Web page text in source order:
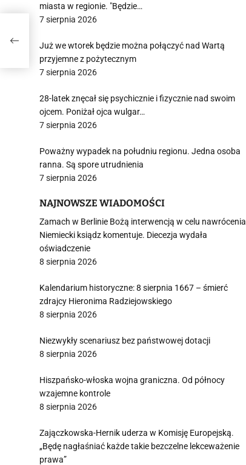
miasta w regionie. "Będzie…
7 sierpnia 2026
Już we wtorek będzie można połączyć nad Wartą
przyjemne z pożytecznym
7 sierpnia 2026
28-latek znęcał się psychicznie i fizycznie nad swoim
ojcem. Poniżał ojca wulgar…
7 sierpnia 2026
Poważny wypadek na południu regionu. Jedna osoba
ranna. Są spore utrudnienia
7 sierpnia 2026
NAJNOWSZE WIADOMOŚCI
Zamach w Berlinie Bożą interwencją w celu nawrócenia
Niemiecki ksiądz komentuje. Diecezja wydała
oświadczenie
8 sierpnia 2026
Kalendarium historyczne: 8 sierpnia 1667 – śmierć
zdrajcy Hieronima Radziejowskiego
8 sierpnia 2026
Niezwykły scenariusz bez państwowej dotacji
8 sierpnia 2026
Hiszpańsko-włoska wojna graniczna. Od północy
wzajemne kontrole
8 sierpnia 2026
Zajączkowska-Hernik uderza w Komisję Europejską.
„Będę nagłaśniać każde takie bezczelne lekceważenie
prawa”